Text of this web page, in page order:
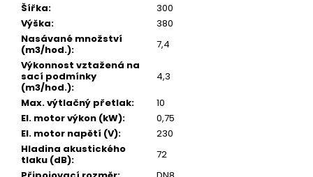
Šířka:
300
Výška:
380
Nasávané množství
(m3/hod.):
7,4
Výkonnost vztažená na
sací podmínky
(m3/hod.):
4,3
Max. výtlačný přetlak:
10
El. motor výkon (kW):
0,75
El. motor napětí (V):
230
Hladina akustického
tlaku (dB):
72
e
m
e
OLEJ
PRO
ŠROUBOVÉ
KOMPRESORY
COMPOIL
01
5L